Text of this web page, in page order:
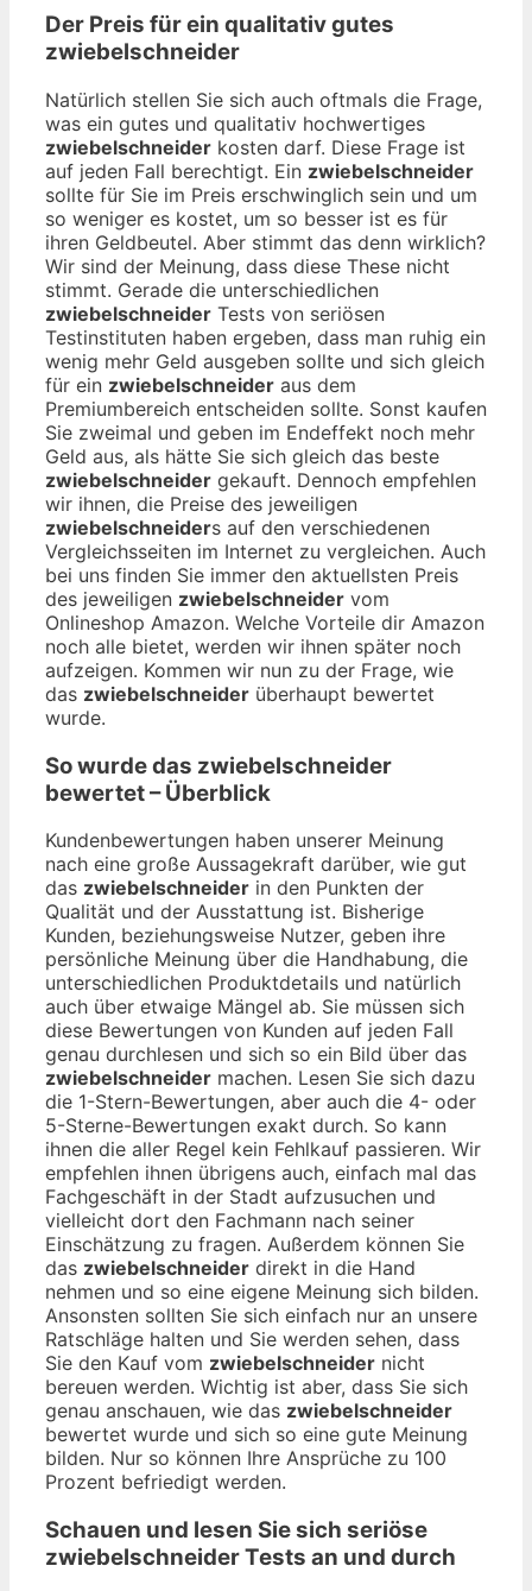
Der Preis für ein qualitativ gutes
zwiebelschneider
Natürlich stellen Sie sich auch oftmals die Frage,
was ein gutes und qualitativ hochwertiges
zwiebelschneider kosten darf. Diese Frage ist
auf jeden Fall berechtigt. Ein zwiebelschneider
sollte für Sie im Preis erschwinglich sein und um
so weniger es kostet, um so besser ist es für
ihren Geldbeutel. Aber stimmt das denn wirklich?
Wir sind der Meinung, dass diese These nicht
stimmt. Gerade die unterschiedlichen
zwiebelschneider Tests von seriösen
Testinstituten haben ergeben, dass man ruhig ein
wenig mehr Geld ausgeben sollte und sich gleich
für ein zwiebelschneider aus dem
Premiumbereich entscheiden sollte. Sonst kaufen
Sie zweimal und geben im Endeffekt noch mehr
Geld aus, als hätte Sie sich gleich das beste
zwiebelschneider gekauft. Dennoch empfehlen
wir ihnen, die Preise des jeweiligen
zwiebelschneiders auf den verschiedenen
Vergleichsseiten im Internet zu vergleichen. Auch
bei uns finden Sie immer den aktuellsten Preis
des jeweiligen zwiebelschneider vom
Onlineshop Amazon. Welche Vorteile dir Amazon
noch alle bietet, werden wir ihnen später noch
aufzeigen. Kommen wir nun zu der Frage, wie
das zwiebelschneider überhaupt bewertet
wurde.
So wurde das zwiebelschneider
bewertet – Überblick
Kundenbewertungen haben unserer Meinung
nach eine große Aussagekraft darüber, wie gut
das zwiebelschneider in den Punkten der
Qualität und der Ausstattung ist. Bisherige
Kunden, beziehungsweise Nutzer, geben ihre
persönliche Meinung über die Handhabung, die
unterschiedlichen Produktdetails und natürlich
auch über etwaige Mängel ab. Sie müssen sich
diese Bewertungen von Kunden auf jeden Fall
genau durchlesen und sich so ein Bild über das
zwiebelschneider machen. Lesen Sie sich dazu
die 1-Stern-Bewertungen, aber auch die 4- oder
5-Sterne-Bewertungen exakt durch. So kann
ihnen die aller Regel kein Fehlkauf passieren. Wir
empfehlen ihnen übrigens auch, einfach mal das
Fachgeschäft in der Stadt aufzusuchen und
vielleicht dort den Fachmann nach seiner
Einschätzung zu fragen. Außerdem können Sie
das zwiebelschneider direkt in die Hand
nehmen und so eine eigene Meinung sich bilden.
Ansonsten sollten Sie sich einfach nur an unsere
Ratschläge halten und Sie werden sehen, dass
Sie den Kauf vom zwiebelschneider nicht
bereuen werden. Wichtig ist aber, dass Sie sich
genau anschauen, wie das zwiebelschneider
bewertet wurde und sich so eine gute Meinung
bilden. Nur so können Ihre Ansprüche zu 100
Prozent befriedigt werden.
Schauen und lesen Sie sich seriöse
zwiebelschneiderTests an und durch